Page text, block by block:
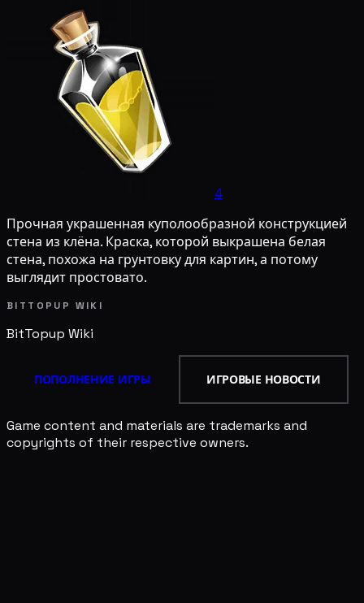
4
Прочная украшенная куполообразной конструкцией
стена из клёна. Краска, которой выкрашена белая
стена, похожа на грунтовку для картин, а потому
выглядит простовато.
BITTOPUP WIKI
BitTopup Wiki
ПОПОЛНЕНИЕ ИГРЫ ИГРОВЫЕ НОВОСТИ
Game content and materials are trademarks and
copyrights of their respective owners.